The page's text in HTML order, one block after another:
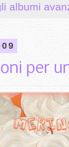
albumi
per